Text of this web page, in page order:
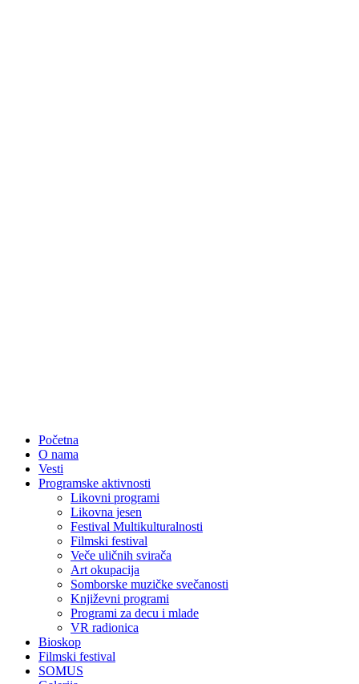
Početna
O nama
Vesti
Programske aktivnosti
Likovni programi
Likovna jesen
Festival Multikulturalnosti
Filmski festival
Veče uličnih svirača
Art okupacija
Somborske muzičke svečanosti
Književni programi
Programi za decu i mlade
VR radionica
Bioskop
Filmski festival
SOMUS